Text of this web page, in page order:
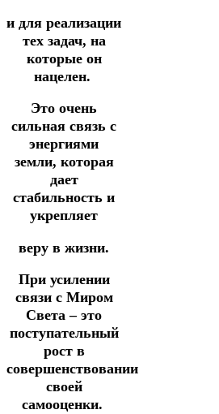
и для реализации
тех задач, на
которые он
нацелен.
Это очень
сильная связь с
энергиями
земли, которая
дает
стабильность и
укрепляет
веру в жизни.
При усилении
связи с Миром
Света – это
поступательный
рост в
совершенствовании
своей
самооценки.